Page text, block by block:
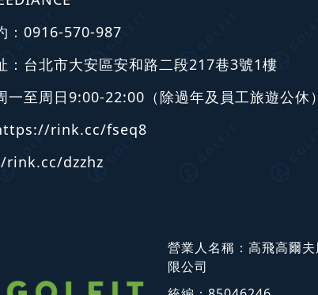
：0916-570-987
：台北市大安區安和路二段217巷3號1樓
一至周日9:00-22:00（除過年及員工旅遊公休）
rink.cc/fseq8
dzzhz
營業人名稱：高飛高爾
限公司